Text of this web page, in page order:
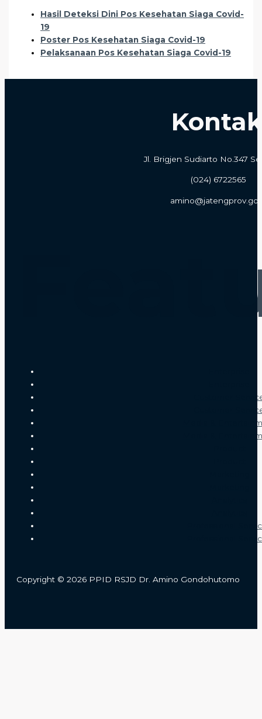
Hasil Deteksi Dini Pos Kesehatan Siaga Covid-
19
Poster Pos Kesehatan Siaga Covid-19
Pelaksanaan Pos Kesehatan Siaga Covid-19
Jl. Brigjen Sudiarto No.347
(024) 6722565
Customer
Customer
Media &
Media &
Professional
Professional
Copyright © 2026 PPID RSJD Dr. Amino Gondohutomo